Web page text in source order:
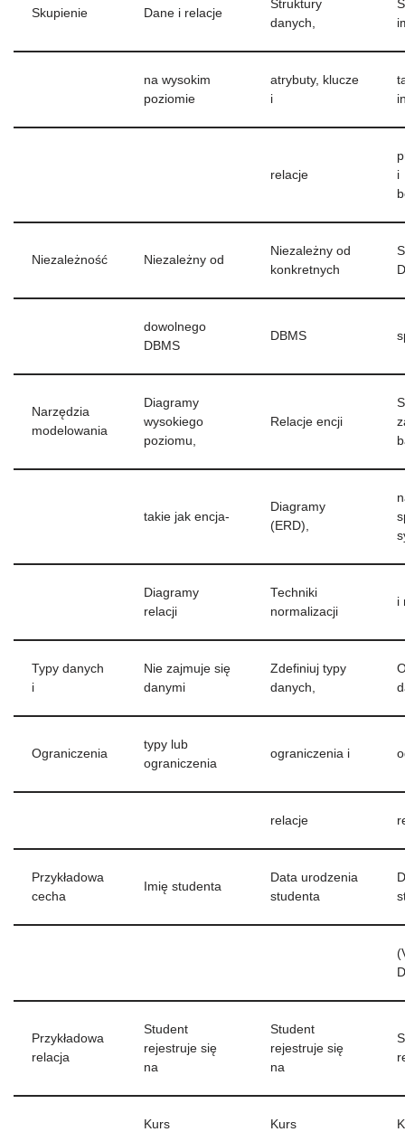
Skupienie Dane i relacje
Struktury
danych,
na wysokim
poziomie
atrybuty, klucze
i
relacje
i
Niezależność Niezależny od
Niezależny od
konkretnych
dowolnego
DBMS
DBMS
Narzędzia
modelowania
Diagramy
wysokiego
poziomu,
Relacje encji
takie jak encja-
Diagramy
(ERD),
Diagramy
relacji
Techniki
normalizacji
i
Typy danych
i
Nie zajmuje się
danymi
Zdefiniuj typy
danych,
Ograniczenia
typy lub
ograniczenia
ograniczenia i
relacje
Przykładowa
cecha
Imię studenta
Data urodzenia
studenta
Przykładowa
relacja
Student
rejestruje się
na
Student
rejestruje się
na
Kurs Kurs